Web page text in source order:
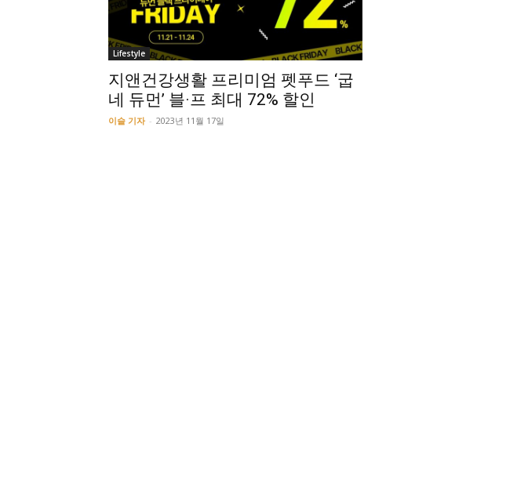
Lifestyle
지앤건강생활 프리미엄 펫푸드 ‘굽
네 듀먼’ 블·프 최대 72% 할인
이슬 기자 - 2023년 11월 17일